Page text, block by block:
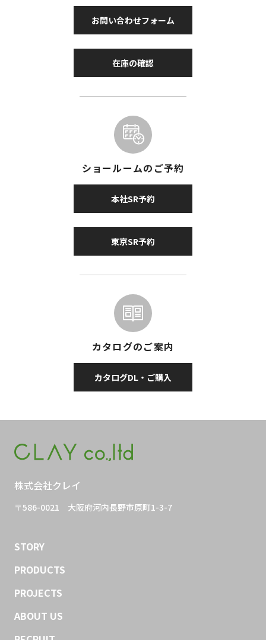
お問い合わせフォーム
在庫の確認
ショールームのご予約
本社SR予約
東京SR予約
カタログのご案内
カタログDL・ご購入
株式会社クレイ
〒586-0021 大阪府河内長野市原町1-3-7
STORY
PRODUCTS
PROJECTS
ABOUT US